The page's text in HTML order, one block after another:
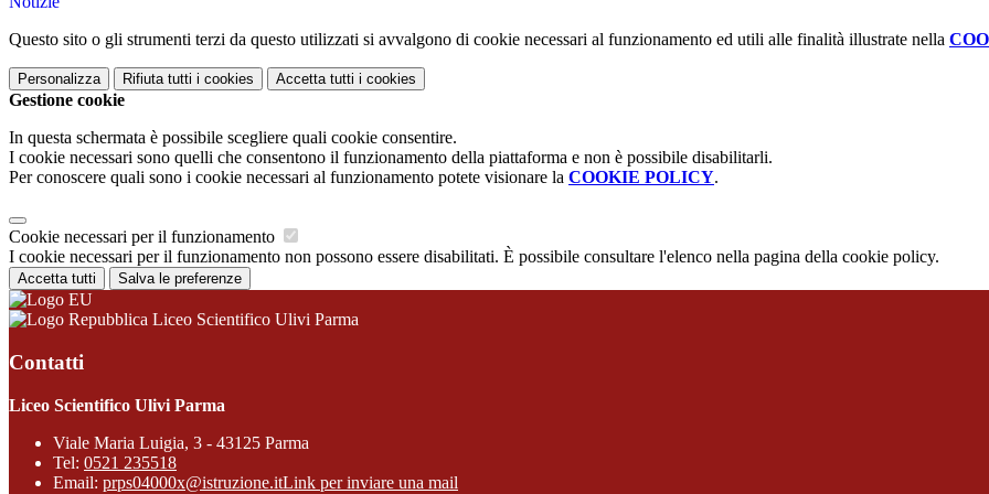
Questo sito o gli strumenti terzi da questo utilizzati si avvalgono di cookie necessari al funzionamento ed utili alle finalità illustrate nella
Personalizza Rifiuta tutti i cookies Accetta tutti i cookies
Gestione cookie
In questa schermata è possibile scegliere quali cookie consentire.
I cookie necessari sono quelli che consentono il funzionamento della piattaforma e non è possibile disabilitarli.
Per conoscere quali sono i cookie necessari al funzionamento potete visionare la COOKIE POLICY.
Cookie necessari per il funzionamento
I cookie necessari per il funzionamento non possono essere disabilitati. È possibile consultare l'elenco nella pagina della cookie policy.
Accetta tutti Salva le preferenze
Liceo Scientifico Ulivi Parma
Contatti
Liceo Scientifico Ulivi Parma
Viale Maria Luigia, 3 - 43125 Parma
Tel: 0521 235518
Email: prps04000x@istruzione.itLink per inviare una mail